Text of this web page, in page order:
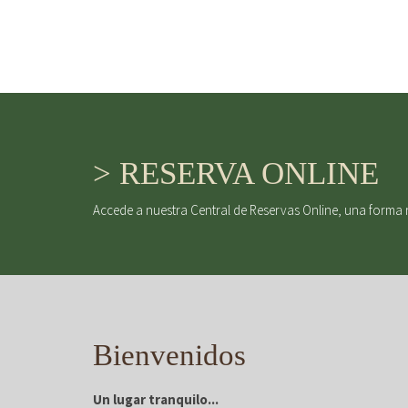
> RESERVA ONLINE
Accede a nuestra Central de Reservas Online, una
Bienvenidos
Un lugar tranquilo...